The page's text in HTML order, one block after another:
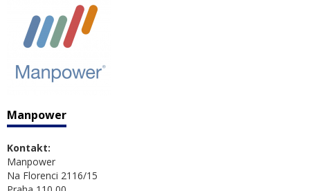
Manpower
Kontakt:
Manpower
Na Florenci 2116/15